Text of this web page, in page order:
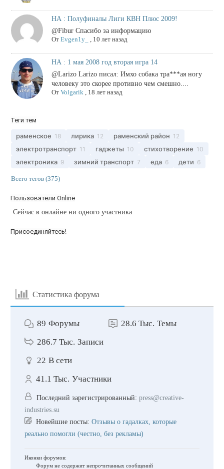
НА : Полуфиналы Лиги КВН Плюс 2009!
@Fibur Спасибо за информацию
От Evgen1y_ 10 лет назад
НА : 1 мая 2008 год вторая игра 14
@Larizo Larizo писал: Имхо собака тра***ая ногу
человеку это скорее противно чем смешно....
От Volgarik 18 лет назад
Теги тем
раменское 18 лирика 12 раменский район 12
электротранспорт 11 гаджеты 10 стихотворение 10
электроника 9 зимний транспорт 7 еда 6 дети 6
Всего тегов (375)
Пользователи Online
Сейчас в онлайне ни одного участника
Присоединяйтесь!
Статистика форума
89 Форумы 28.6 Тыс. Темы
286.7 Тыс. Записи
22 В сети
41.1 Тыс. Участники
Последний зарегистрированный: press@creative-
industries.su
Новейшие посты: Отзывы о гадалках, которые
реально помогли (честно, без рекламы)
Иконки форумов:
Форум не содержит непрочитанных сообщений